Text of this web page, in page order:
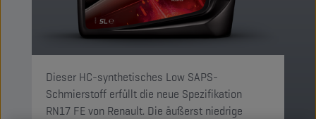
Dieser HC-synthetisches Low SAPS-
Schmierstoff erfüllt die neue Spezifikation
RN17 FE von Renault. Die äußerst niedrige